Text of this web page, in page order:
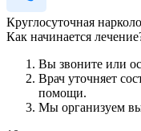
Круглосуточная
Как начинается
Вы звоните или
Врач уточняет
помощи.
Мы организуем